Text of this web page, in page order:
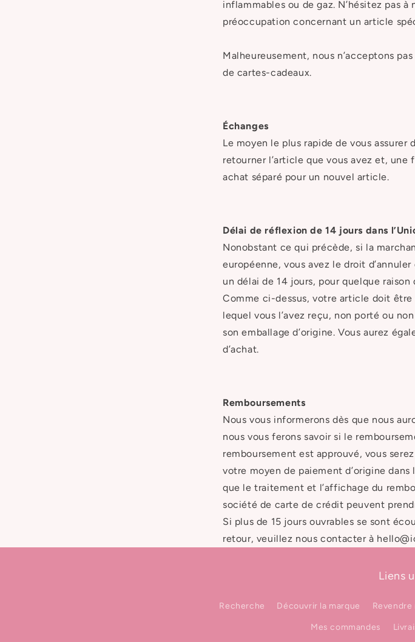
inflammables ou de gaz. N’hésitez pas
préoccupation concernant un article
Malheureusement, nous n’acceptons
de cartes-cadeaux.
Échanges
Le moyen le plus rapide de vous assurer
retourner l’article que vous avez et,
achat séparé pour un nouvel article.
Délai de réflexion de 14 jours dans
Nonobstant ce qui précède, si la
européenne, vous avez le droit
un délai de 14 jours, pour quelque
Comme ci-dessus, votre article doit
lequel vous l’avez reçu, non porté ou
son emballage d’origine. Vous aurez
d’achat.
Remboursements
Nous vous informerons dès que nous
nous vous ferons savoir si le
remboursement est approuvé, vous
votre moyen de paiement d’origine dans
que le traitement et l’affichage du
société de carte de crédit peuvent
Si plus de 15 jours ouvrables se sont
retour, veuillez nous contacter à
Liens
Recherche Découvrir la marque
Mes commandes